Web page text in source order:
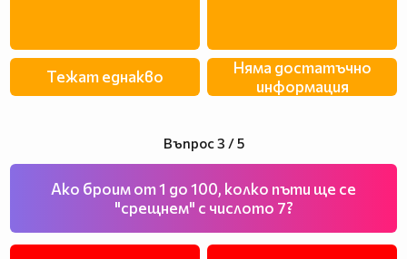
Тежат еднакво
Няма достатъчно
информация
Въпрос 3 / 5
Ако броим от 1 до 100, колко пъти ще се
"срещнем" с числото 7?